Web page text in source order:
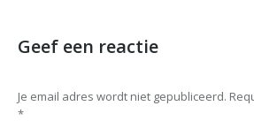
Geef een reactie
Je email adres wordt niet gepubliceerd.
*